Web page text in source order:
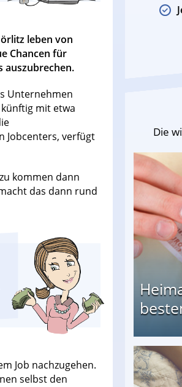
leben von
Chancen für
auszubrechen.
Unternehmen
mit etwa
Jobcenters, verfügt
kommen dann
das dann rund
Job nachzugehen.
selbst den
Die
PC: Die besten Heimarbeiten